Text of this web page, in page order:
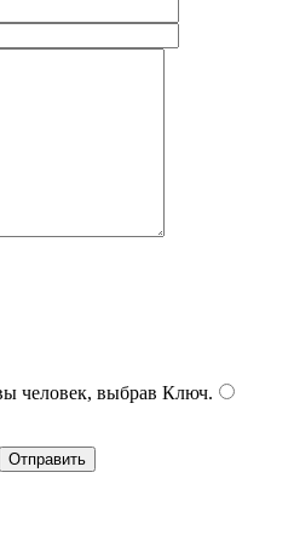
человек, выбрав Ключ.